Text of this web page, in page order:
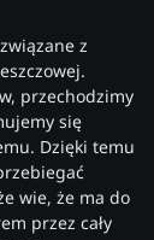
z
przechodzimy
się
Dzięki temu
wie, że ma do
przez cały